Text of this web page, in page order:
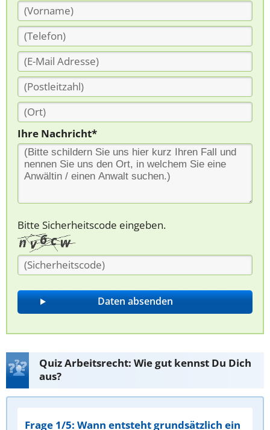
Ihre Nachricht*
Bitte Sicherheitscode eingeben.
Quiz Arbeitsrecht: Wie gut kennst Du Dich
aus?
Frage 1/5: Wann entsteht grundsätzlich ein